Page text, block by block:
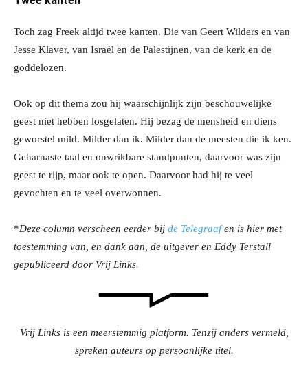
Toch zag Freek altijd twee kanten. Die van Geert Wilders en van
Jesse Klaver, van Israël en de Palestijnen, van de kerk en de
goddelozen.
Ook op dit thema zou hij waarschijnlijk zijn beschouwelijke
geest niet hebben losgelaten. Hij bezag de mensheid en diens
geworstel mild. Milder dan ik. Milder dan de meesten die ik ken.
Geharnaste taal en onwrikbare standpunten, daarvoor was zijn
geest te rijp, maar ook te open. Daarvoor had hij te veel
gevochten en te veel overwonnen.
*Deze column verscheen eerder bij de Telegraafen is hier met
toestemming van, en dank aan, de uitgever en Eddy Terstall
gepubliceerd door Vrij Links.
Vrij Links is een meerstemmig platform. Tenzij anders vermeld,
spreken auteurs op persoonlijke titel.